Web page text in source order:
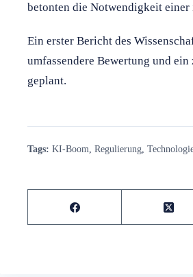
betonten die Notwendigkeit
Ein erster Bericht des
umfassendere Bewertung und
geplant.
Tags: KI-Boom Regulierung